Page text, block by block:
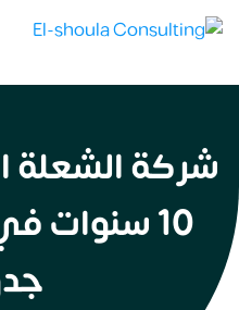
شركة الشعلة
10 سنوات